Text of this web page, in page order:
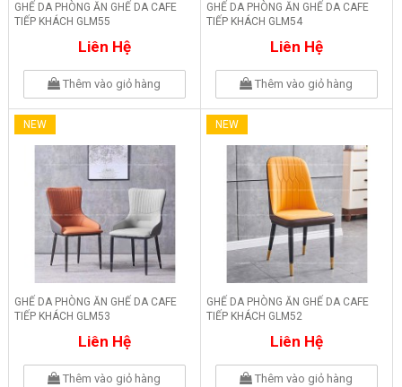
GHẾ DA PHÒNG ĂN GHẾ DA CAFE
TIẾP KHÁCH GLM55
Liên Hệ
Thêm vào giỏ hàng
GHẾ DA PHÒNG ĂN GHẾ DA CAFE
TIẾP KHÁCH GLM54
Liên Hệ
Thêm vào giỏ hàng
NEW
GHẾ DA PHÒNG ĂN GHẾ DA CAFE
TIẾP KHÁCH GLM53
Liên Hệ
Thêm vào giỏ hàng
NEW
GHẾ DA PHÒNG ĂN GHẾ DA CAFE
TIẾP KHÁCH GLM52
Liên Hệ
Thêm vào giỏ hàng